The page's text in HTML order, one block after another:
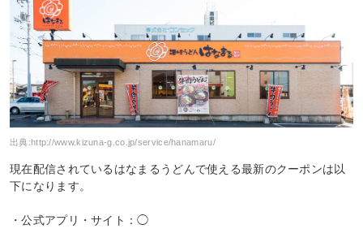
出典:http://www.kizuna-g.co.jp/service/hanamaru/
現在配信されているはなまるうどんで使える最新のクーポンは以
下になります。
・公式アプリ・サイト：◯